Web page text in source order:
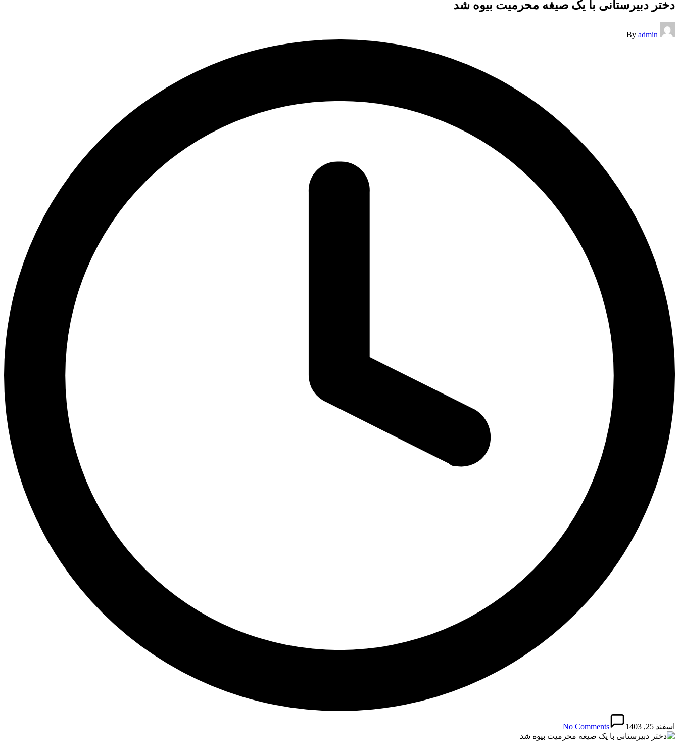
دختر دبیرستانی با یک صیغه محرمیت بیوه شد
Posted
by
By admin
اسفند 25, 1403 No Comments